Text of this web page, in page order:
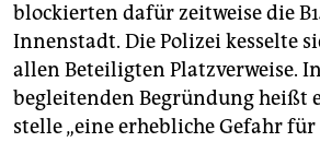
blockierten dafür zeitweise die
Innenstadt. Die Polizei kesselte
allen Beteiligten Platzverweise.
begleitenden Begründung heißt
stelle „eine erhebliche Gefahr